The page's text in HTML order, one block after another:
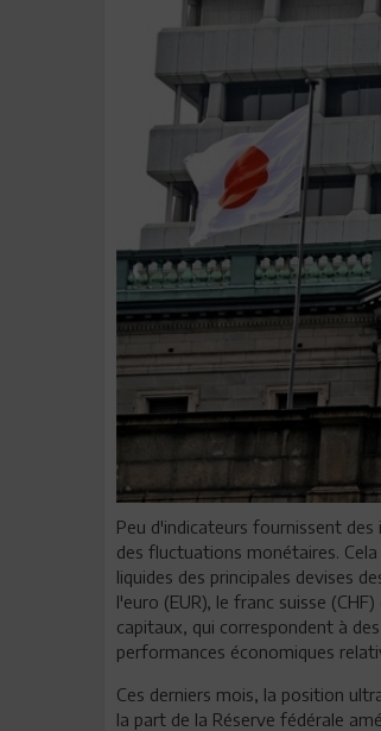
Peu d'indicateurs fournissent
des fluctuations monétaires.
liquides des principales devises
l'euro (EUR), le franc suisse
capitaux, qui correspondent à
performances économiques
Ces derniers mois, la position
la part de la Réserve fédérale